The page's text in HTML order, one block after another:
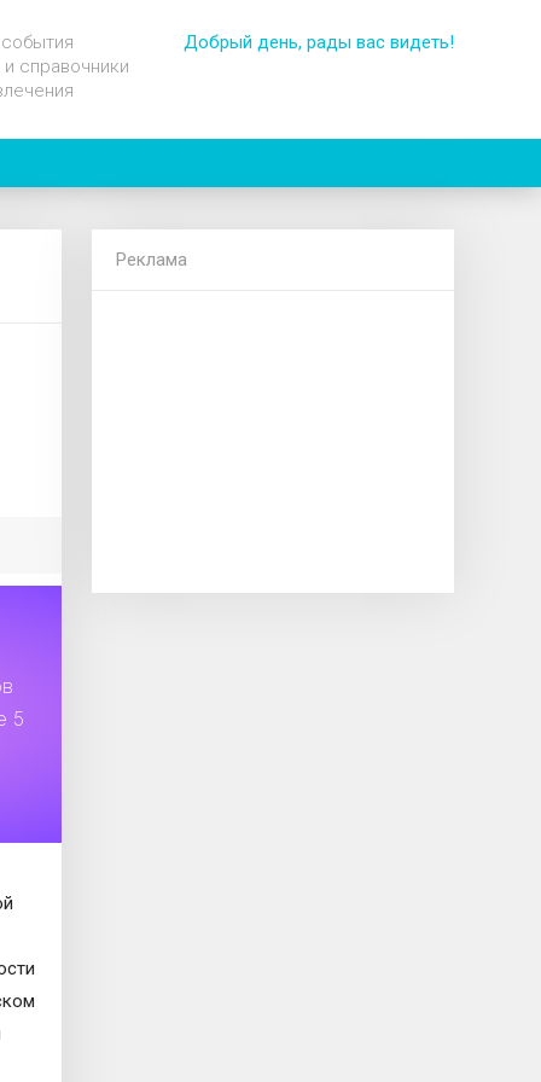
справочники
Добрый день, рады вас видеть!
5
Реклама